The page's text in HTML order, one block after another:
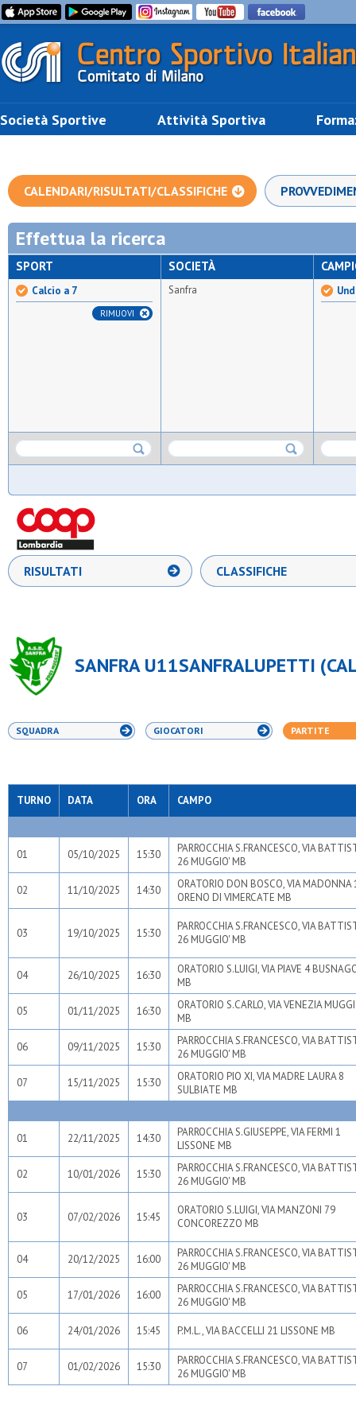
Società Sportive Attività Sportiva
CALENDARI/RISULTATI/CLASSIFICHE
Effettua la ricerca
SPORT
Calcio a 7
RIMUOVI
SOCIETÀ
Sanfra
RISULTATI CLASSIFICHE
SANFRA U11SANFRALUPETTI
SQUADRA GIOCATORI PARTITE
TURNO DATA ORA CAMPO
01 05/10/2025 15:30
PARROCCHIA S.FRANCESCO, VIA
26 MUGGIO' MB
02 11/10/2025 14:30
ORATORIO DON BOSCO, VIA MADONNA
ORENO DI VIMERCATE MB
03 19/10/2025 15:30
PARROCCHIA S.FRANCESCO, VIA
26 MUGGIO' MB
04 26/10/2025 16:30
ORATORIO S.LUIGI, VIA PIAVE 4
MB
05 01/11/2025 16:30
ORATORIO S.CARLO, VIA VENEZIA
MB
06 09/11/2025 15:30
PARROCCHIA S.FRANCESCO, VIA
26 MUGGIO' MB
07 15/11/2025 15:30
ORATORIO PIO XI, VIA MADRE LAURA 8
SULBIATE MB
01 22/11/2025 14:30
PARROCCHIA S.GIUSEPPE, VIA FERMI 1
LISSONE MB
02 10/01/2026 15:30
PARROCCHIA S.FRANCESCO, VIA
26 MUGGIO' MB
03 07/02/2026 15:45
ORATORIO S.LUIGI, VIA MANZONI 79
CONCOREZZO MB
04 20/12/2025 16:00
PARROCCHIA S.FRANCESCO, VIA
26 MUGGIO' MB
05 17/01/2026 16:00
PARROCCHIA S.FRANCESCO, VIA
26 MUGGIO' MB
06 24/01/2026 15:45 P.M.L., VIA BACCELLI 21 LISSONE MB
07 01/02/2026 15:30
PARROCCHIA S.FRANCESCO, VIA
26 MUGGIO' MB